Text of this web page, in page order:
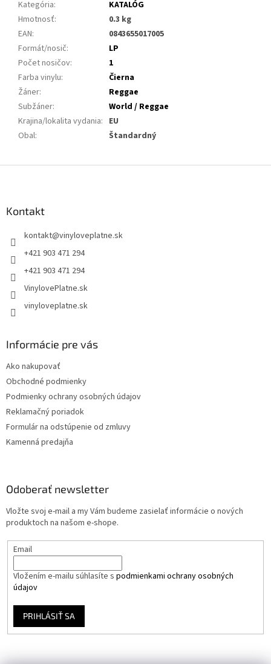
Kategória:
KATALÓG
Hmotnosť:
0.3 kg
EAN:
0843655017005
Formát/nosič:
LP
Počet nosičov:
1
Farba vinylu:
Čierna
Žáner:
Reggae
Subžáner:
World / Reggae
Krajina/lokalita vydania: EU
Obal: Štandardný
Kontakt
kontakt@vinyloveplatne.sk
+421 903 471 294
+421 903 471 294
VinylovePlatne.sk
vinyloveplatne.sk
Informácie pre vás
Ako nakupovať
Obchodné podmienky
Podmienky ochrany osobných údajov
Reklamačný poriadok
Formulár na odstúpenie od zmluvy
Kamenná predajňa
Odoberať newsletter
Vložte svoj e-mail a my Vám budeme zasielať informácie o nových
produktoch na našom e-shope.
Email
Vložením e-mailu súhlasíte s podmienkami ochrany osobných
údajov
PRIHLÁSIŤ SA